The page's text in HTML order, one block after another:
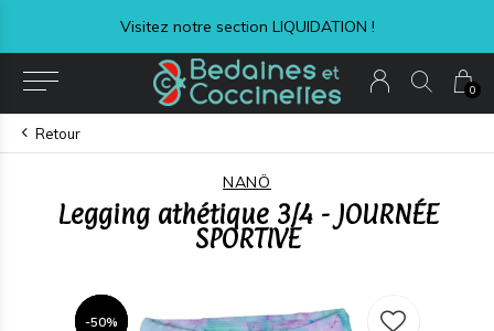
0
Visitez notre section LIQUIDATION !
Retour
NANÖ
Legging athétique 3/4 - JOURNÉE
SPORTIVE
-50%
-50%
-50%